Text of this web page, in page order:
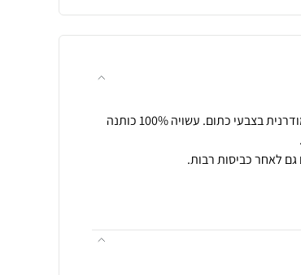
מגבת פנים מעוצבת בטקסטורת אבסטרקט מודרנית בצבעי כתום. עשויה 100% כותנה